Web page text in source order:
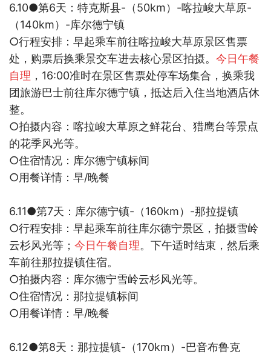
6.10●第6天：特克斯县- （50km） -喀拉峻大草原-
（140km） -库尔德宁镇
○行程安排：早起乘车前往喀拉峻大草原景区售票
处，购票后换乘景交车进去核心景区拍摄。 今日午餐
自理 ， 16:00准时在景区售票处停车场集合，换乘我
团旅游巴士前往库尔德宁镇，抵达后入住当地酒店休
整。
○拍摄内容：喀拉峻大草原之鲜花台、猎鹰台等景点
的花季风光等。
○住宿情况： 库尔德宁镇标间
○用餐详情：早/晚餐
6.11●第7天：库尔德宁镇- （160km） -那拉提镇
○行程安排：早起乘车前往库尔德宁景区，拍摄雪岭
云杉风光等； 今日午餐自理。下午适时结束，然后乘
车前往那拉提镇住宿。
○拍摄内容：库尔德宁雪岭云杉风光等。
○住宿情况：那拉提镇标间
○用餐详情：早/晚餐
6.12●第8天：那拉提镇- （170km） -巴音布鲁克